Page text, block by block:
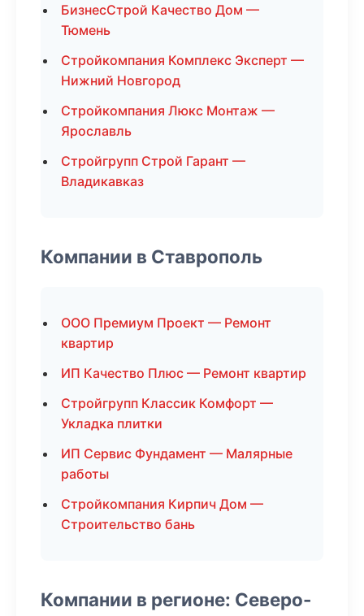
БизнесСтрой Качество Дом —
Тюмень
Стройкомпания Комплекс Эксперт —
Нижний Новгород
Стройкомпания Люкс Монтаж —
Ярославль
Стройгрупп Строй Гарант —
Владикавказ
Компании в Ставрополь
ООО Премиум Проект — Ремонт
квартир
ИП Качество Плюс — Ремонт квартир
Стройгрупп Классик Комфорт —
Укладка плитки
ИП Сервис Фундамент — Малярные
работы
Стройкомпания Кирпич Дом —
Строительство бань
Компании в регионе: Северо-